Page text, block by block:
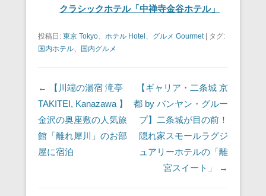
クラシックホテル「中禅寺金谷ホテル」
投稿日: 東京 Tokyo、 ホテル Hotel 、 グルメ Gourmet| タグ:
国内ホテル、 国内グルメ
投稿ナビゲーション
←
【川端の湯宿 滝亭
TAKITEI, Kanazawa 】
金沢の奥座敷の人気旅
館「離れ犀川」のお部
屋に宿泊
【ギャリア・二条城 京
都 by バンヤン・グルー
プ】二条城が目の前！
隠れ家スモールラグジ
ュアリーホテルの「離
宮スイート」
→